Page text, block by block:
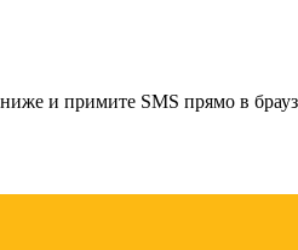
и примите SMS прямо в